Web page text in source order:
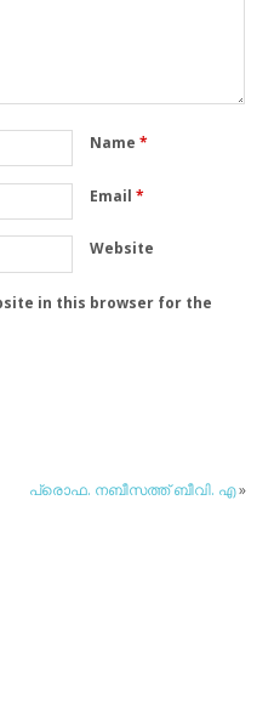
Name *
Email *
Website
in this browser for the
പ്രൊഫ. നബീസത്ത് ബീവി. എ»